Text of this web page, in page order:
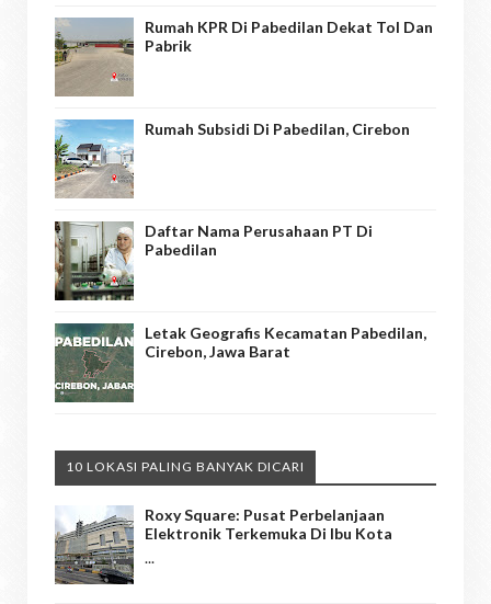
Rumah KPR Di Pabedilan Dekat Tol Dan
Pabrik
Rumah Subsidi Di Pabedilan, Cirebon
Daftar Nama Perusahaan PT Di
Pabedilan
Letak Geografis Kecamatan Pabedilan,
Cirebon, Jawa Barat
10 LOKASI PALING BANYAK DICARI
Roxy Square: Pusat Perbelanjaan
Elektronik Terkemuka Di Ibu Kota
...